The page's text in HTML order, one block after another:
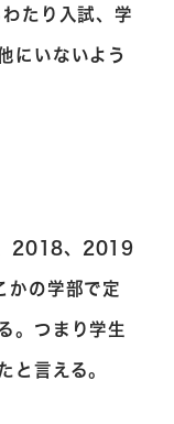
たり入試、学
にいないよう
2018、2019
かの学部で定
。つまり学生
と言える。